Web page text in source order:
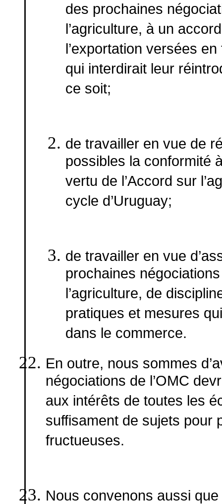
des prochaines
l’agriculture, à un
l’exportation versées
qui interdirait leur
ce soit;
de travailler en vue de
possibles la conformité
vertu de l’Accord sur
cycle d’Uruguay;
de travailler en vue
prochaines
l’agriculture, de
pratiques et mesures
dans le commerce.
En outre, nous sommes
négociations de l’OMC
aux intérêts de toutes les
suffisament de sujets pour
fructueuses.
Nous convenons aussi